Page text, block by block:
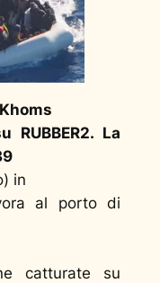
RUBBER2. La
in
al porto di
catturate su